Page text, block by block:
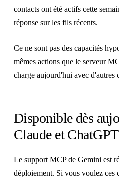
contacts ont été actifs cette
réponse sur les fils récents.
Ce ne sont pas des capacités
mêmes actions que le serveur
charge aujourd'hui avec d'autres
Disponible dès
Claude et ChatGPT
Le support MCP de Gemini est
déploiement. Si vous voulez ces